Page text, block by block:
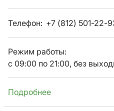
Телефон: +7 (812) 501-22-
Режим работы:
с 09:00 по 21:00, без
Подробнее